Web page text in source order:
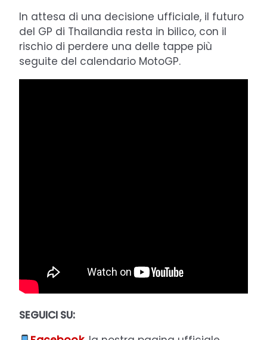
In attesa di una decisione ufficiale, il futuro
del GP di Thailandia resta in bilico, con il
rischio di perdere una delle tappe più
seguite del calendario MotoGP.
SEGUICI SU: